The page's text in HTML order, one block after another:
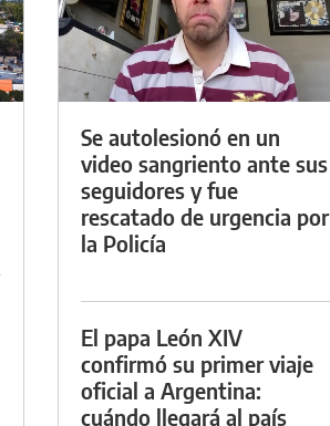
Se autolesionó en un
video sangriento ante sus
seguidores y fue
rescatado de urgencia por
la Policía
El papa León XIV
confirmó su primer viaje
oficial a Argentina:
cuándo llegará al país